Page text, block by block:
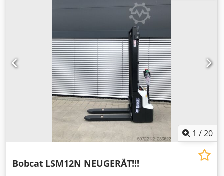
1 /20
Bobcat LSM12N NEUGERÄT!!!